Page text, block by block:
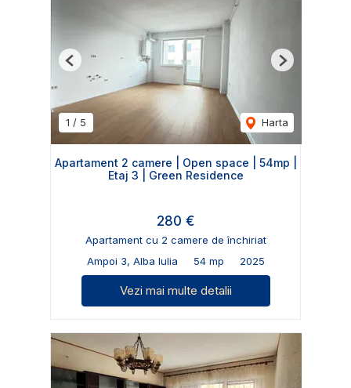
1 / 5 Harta
Previous Next
Apartament 2 camere | Open space | 54mp |
Etaj 3 | Green Residence
280 €
Apartament cu 2 camere de închiriat
Ampoi 3, Alba Iulia
54 mp 2025
Vezi mai multe detalii